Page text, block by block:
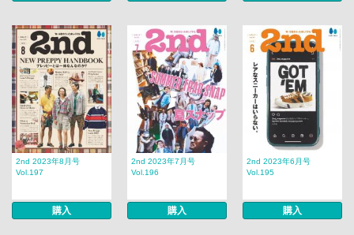
2nd 2023年8月号
Vol.197
購入
2nd 2023年7月号
Vol.196
購入
2nd 2023年6月号
Vol.195
購入